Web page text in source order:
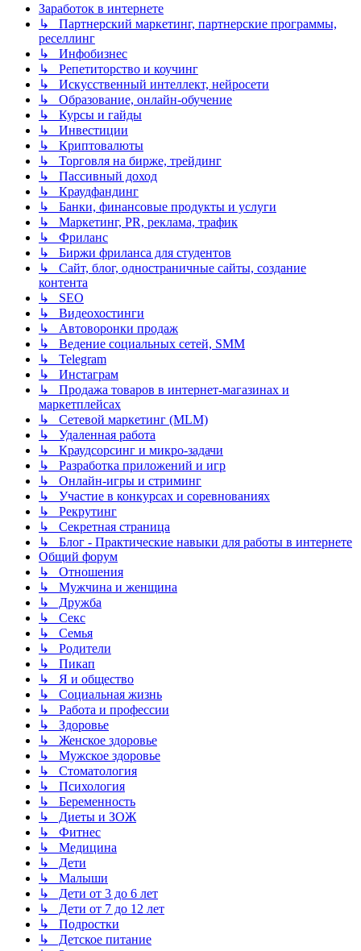
Заработок в интернете
↳ Партнерский маркетинг, партнерские программы,
реселлинг
↳ Инфобизнес
↳ Репетиторство и коучинг
↳ Искусственный интеллект, нейросети
↳ Образование, онлайн-обучение
↳ Курсы и гайды
↳ Инвестиции
↳ Криптовалюты
↳ Торговля на бирже, трейдинг
↳ Пассивный доход
↳ Краудфандинг
↳ Банки, финансовые продукты и услуги
↳ Маркетинг, PR, реклама, трафик
↳ Фриланс
↳ Биржи фриланса для студентов
↳ Сайт, блог, одностраничные сайты, создание
контента
↳ SEO
↳ Видеохостинги
↳ Автоворонки продаж
↳ Ведение социальных сетей, SMM
↳ Telegram
↳ Инстаграм
↳ Продажа товаров в интернет-магазинах и
маркетплейсах
↳ Сетевой маркетинг (MLM)
↳ Удаленная работа
↳ Краудсорсинг и микро-задачи
↳ Разработка приложений и игр
↳ Онлайн-игры и стриминг
↳ Участие в конкурсах и соревнованиях
↳ Рекрутинг
↳ Секретная страница
↳ Блог - Практические навыки для работы в интернете
Общий форум
↳ Отношения
↳ Мужчина и женщина
↳ Дружба
↳ Секс
↳ Семья
↳ Родители
↳ Пикап
↳ Я и общество
↳ Социальная жизнь
↳ Работа и профессии
↳ Здоровье
↳ Женское здоровье
↳ Мужское здоровье
↳ Стоматология
↳ Психология
↳ Беременность
↳ Диеты и ЗОЖ
↳ Фитнес
↳ Медицина
↳ Дети
↳ Малыши
↳ Дети от 3 до 6 лет
↳ Дети от 7 до 12 лет
↳ Подростки
↳ Детское питание